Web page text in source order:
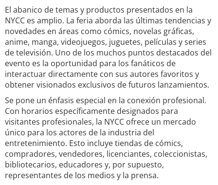
El abanico de temas y productos presentados en la
NYCC es amplio. La feria aborda las últimas tendencias y
novedades en áreas como cómics, novelas gráficas,
anime, manga, videojuegos, juguetes, películas y series
de televisión. Uno de los muchos puntos destacados del
evento es la oportunidad para los fanáticos de
interactuar directamente con sus autores favoritos y
obtener visionados exclusivos de futuros lanzamientos.
Se pone un énfasis especial en la conexión profesional.
Con horarios específicamente designados para
visitantes profesionales, la NYCC ofrece un mercado
único para los actores de la industria del
entretenimiento. Esto incluye tiendas de cómics,
compradores, vendedores, licenciantes, coleccionistas,
bibliotecarios, educadores y, por supuesto,
representantes de los medios y la prensa.